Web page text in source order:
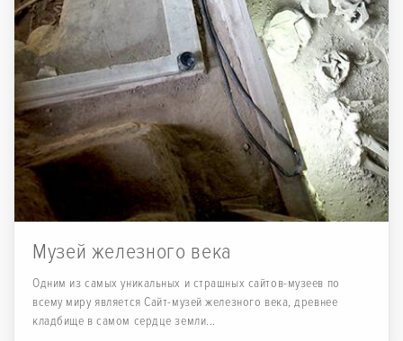
Музей железного века
Одним из самых уникальных и страшных сайтов-музеев по
всему миру является Сайт-музей железного века, древнее
кладбище в самом сердце земли...